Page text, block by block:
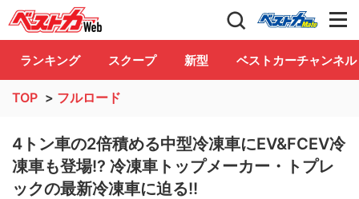
自動車情報誌「ベストカー」 Club
ランキング スクープ 新型 ベストカーチャンネル
TOP > フルロード
4トン車の2倍積める中型冷凍車にEV&FCEV冷
凍車も登場!? 冷凍車トップメーカー・トプレ
ックの最新冷凍車に迫る!!